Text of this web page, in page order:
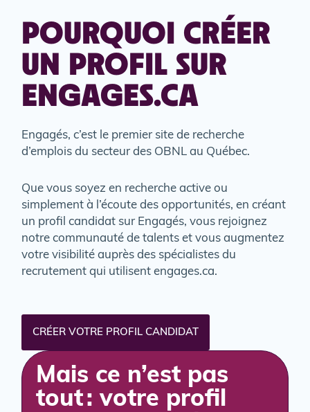
POURQUOI CRÉER
UN PROFIL SUR
ENGAGES.CA
Engagés, c’est le premier site de recherche
d’emplois du secteur des OBNL au Québec.
Que vous soyez en recherche active ou
simplement à l’écoute des opportunités, en créant
un profil candidat sur Engagés, vous rejoignez
notre communauté de talents et vous augmentez
votre visibilité auprès des spécialistes du
recrutement qui utilisent engages.ca.
CRÉER VOTRE PROFIL CANDIDAT
Mais ce n’est pas
tout : votre profil